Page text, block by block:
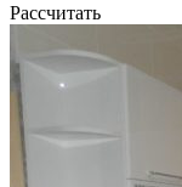
Рассчитать